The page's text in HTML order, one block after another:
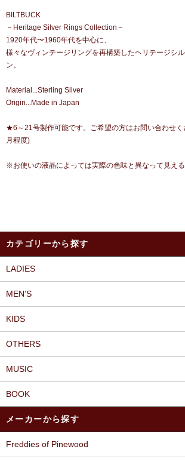
BILTBUCK
－Heritage Silver Rings Collection－
1920年代〜1960年代を中心に、
様々なヴィンテージリングを再構築したヘリテージシ
ン。
Material...Sterling Silver
Origin...Made in Japan
★6～21号製作可能です。ご希望の方はお問い合わせ
月程度)
※お使いの液晶によっては実際の色味と異なって見える
カテゴリーから探す
LADIES
MEN’S
KIDS
OTHERS
MUSIC
BOOK
メーカーから探す
Freddies of Pinewood